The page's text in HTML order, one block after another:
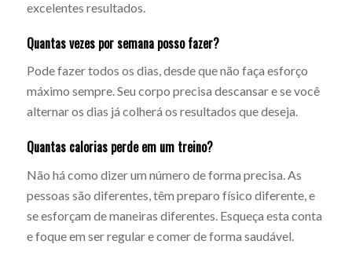
excelentes resultados.
Quantas vezes por semana posso fazer?
Pode fazer todos os dias, desde que não faça esforço
máximo sempre. Seu corpo precisa descansar e se você
alternar os dias já colherá os resultados que deseja.
Quantas calorias perde em um treino?
Não há como dizer um número de forma precisa. As
pessoas são diferentes, têm preparo físico diferente, e
se esforçam de maneiras diferentes. Esqueça esta conta
e foque em ser regular e comer de forma saudável.